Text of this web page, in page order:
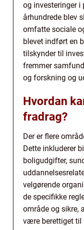
og investeringer i
århundrede blev
omfatte sociale
blevet indført en
tilskynder til
fremmer
og forskning og
Hvordan
fradrag?
Der er flere
Dette inkluderer
boligudgifter,
velgørende
de specifikke
område og sikre,
være berettiget til